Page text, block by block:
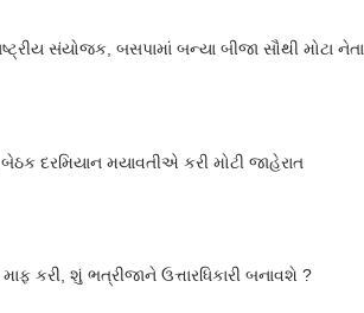
સંયોજક, બસપામાં બન્યા બીજા સૌથી મોટા નેતા
દરમિયાન મયાવતીએ કરી મોટી જાહેરાત
કરી, શું ભત્રીજાને ઉત્તારધિકારી બનાવશે ?